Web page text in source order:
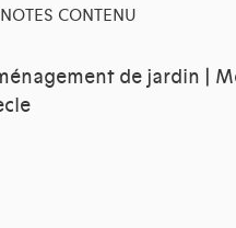
NOTES CONTENU
de jardin |